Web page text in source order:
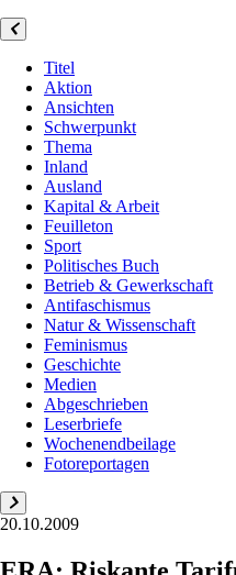
Titel
Aktion
Ansichten
Schwerpunkt
Thema
Inland
Ausland
Kapital & Arbeit
Feuilleton
Sport
Politisches Buch
Betrieb & Gewerkschaft
Antifaschismus
Natur & Wissenschaft
Feminismus
Geschichte
Medien
Abgeschrieben
Leserbriefe
Wochenendbeilage
Fotoreportagen
20.10.2009